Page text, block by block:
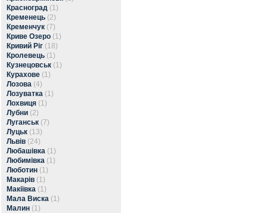
Красноград (1)
Кременець (2)
Кременчук (7)
Криве Озеро (1)
Кривий Ріг (18)
Кролевець (1)
Кузнецовськ (1)
Курахове (1)
Лозова (4)
Лозуватка (1)
Лохвиця (1)
Лубни (2)
Луганськ (7)
Луцьк (13)
Львів (24)
Любашівка (1)
Любимівка (1)
Люботин (1)
Макарів (1)
Макіївка (1)
Мала Виска (1)
Малин (1)